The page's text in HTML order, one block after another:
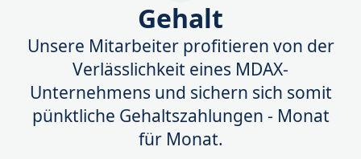
Gehalt
Unsere Mitarbeiter profitieren von der
Verlässlichkeit eines MDAX-
Unternehmens und sichern sich somit
pünktliche Gehaltszahlungen - Monat
für Monat.